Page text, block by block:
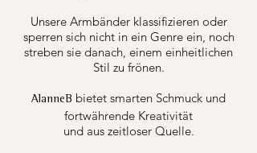
Unsere Armbänder klassifizieren oder
sperren sich nicht in ein Genre ein, noch
streben sie danach, einem einheitlichen
Stil zu frönen.
AlanneB bietet smarten Schmuck und
fortwährende Kreativität
und aus zeitloser Quelle.